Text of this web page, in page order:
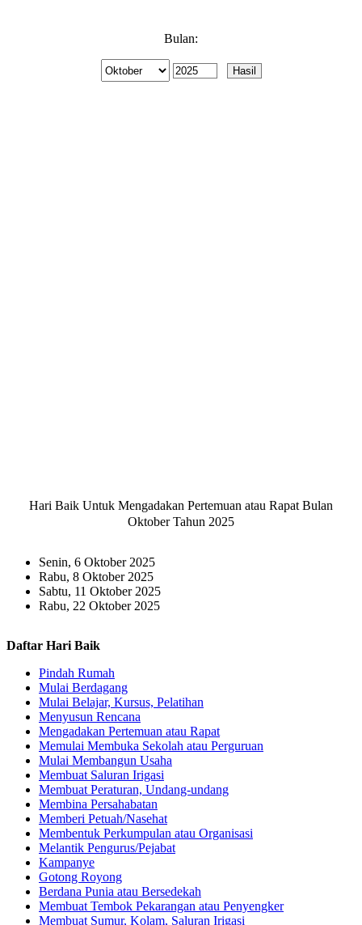
Bulan:
Hari Baik Untuk Mengadakan Pertemuan atau Rapat Bulan
Oktober Tahun 2025
Senin, 6 Oktober 2025
Rabu, 8 Oktober 2025
Sabtu, 11 Oktober 2025
Rabu, 22 Oktober 2025
Daftar Hari Baik
Pindah Rumah
Mulai Berdagang
Mulai Belajar, Kursus, Pelatihan
Menyusun Rencana
Mengadakan Pertemuan atau Rapat
Memulai Membuka Sekolah atau Perguruan
Mulai Membangun Usaha
Membuat Saluran Irigasi
Membuat Peraturan, Undang-undang
Membina Persahabatan
Memberi Petuah/Nasehat
Membentuk Perkumpulan atau Organisasi
Melantik Pengurus/Pejabat
Kampanye
Gotong Royong
Berdana Punia atau Bersedekah
Membuat Tembok Pekarangan atau Penyengker
Membuat Sumur, Kolam, Saluran Irigasi